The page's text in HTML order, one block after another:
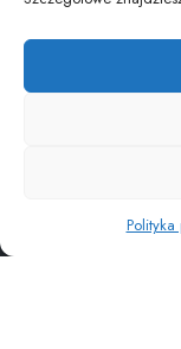
Copyright ©